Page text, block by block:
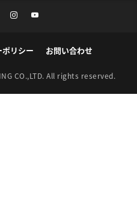
リシー お問い合わせ
CO.,LTD. All rights reserved.